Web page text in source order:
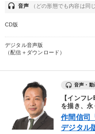
headset 音声 （どの形態でも内容は同
CD版
デジタル音声版
（配信＋ダウンロード）
音声・動
【インフ
を描き、永
作間信司
デジタル